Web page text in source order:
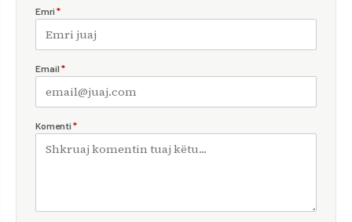
Emri *
Email *
Komenti *